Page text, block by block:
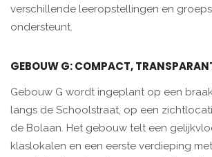
verschillende leeropstellingen en
ondersteunt.
GEBOUW G: COMPACT,
Gebouw G wordt ingeplant op een
langs de Schoolstraat, op een
de Bolaan. Het gebouw telt een
klaslokalen en een eerste verdieping met